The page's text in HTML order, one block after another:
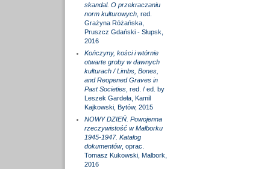
skandal. O przekraczaniu
norm kulturowych, red.
Grażyna Różańska,
Pruszcz Gdański - Słupsk,
2016
Kończyny, kości i wtórnie
otwarte groby w dawnych
kulturach / Limbs, Bones,
and Reopened Graves in
Past Societies, red. / ed. by
Leszek Gardeła, Kamil
Kajkowski, Bytów, 2015
NOWY DZIEŃ. Powojenna
rzeczywistość w Malborku
1945-1947. Katalog
dokumentów, oprac.
Tomasz Kukowski, Malbork,
2016